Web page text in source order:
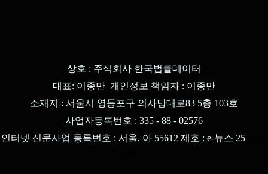
상호 : 주식회사 한국법률데이터
대표: 이종만 개인정보 책임자 : 이종만
소재지 : 서울시 영등포구 의사당대로83 5층 103호
사업자등록번호 : 335 - 88 - 02576
인터넷 신문사업 등록번호 : 서울, 아 55612 제호 : e-뉴스 25P